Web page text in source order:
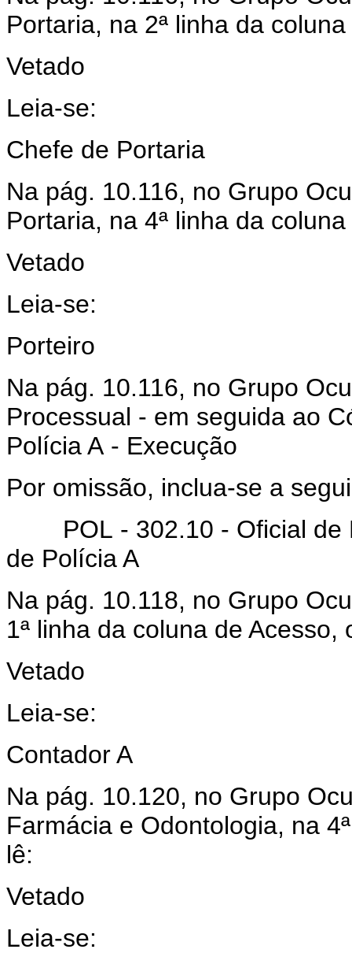
Portaria, na 2ª linha da
Vetado
Leia-se:
Chefe de Portaria
Na pág. 10.116, no Grupo
Portaria, na 4ª linha da
Vetado
Leia-se:
Porteiro
Na pág. 10.116, no Grupo
Processual - em seguida ao
Polícia A - Execução
Por omissão, inclua-se a
POL - 302.10 - Oficial de
de Polícia A
Na pág. 10.118, no Grupo
1ª linha da coluna de Acesso,
Vetado
Leia-se:
Contador A
Na pág. 10.120, no Grupo
Farmácia e Odontologia, na
lê:
Vetado
Leia-se: